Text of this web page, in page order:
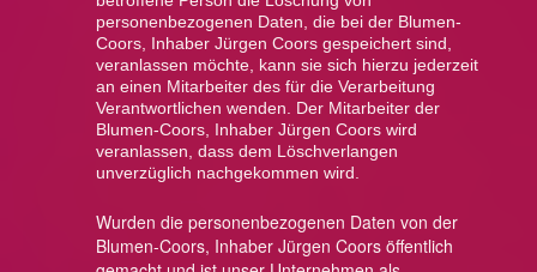
personenbezogenen Daten, die bei der Blumen-
Coors, Inhaber Jürgen Coors gespeichert sind,
veranlassen möchte, kann sie sich hierzu jederzeit
an einen Mitarbeiter des für die Verarbeitung
Verantwortlichen wenden. Der Mitarbeiter der
Blumen-Coors, Inhaber Jürgen Coors wird
veranlassen, dass dem Löschverlangen
unverzüglich nachgekommen wird.
Wurden die personenbezogenen Daten von der
Blumen-Coors, Inhaber Jürgen Coors öffentlich